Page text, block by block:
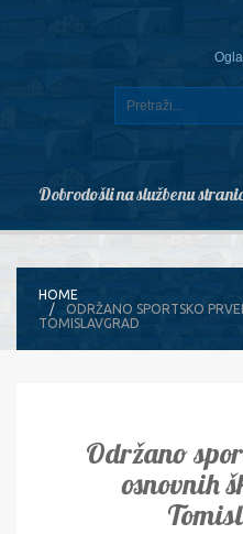
Dobrodošli na službenu
HOME
ODRŽANO SPORTSKO
TOMISLAVGRAD
Održano
osnovnih